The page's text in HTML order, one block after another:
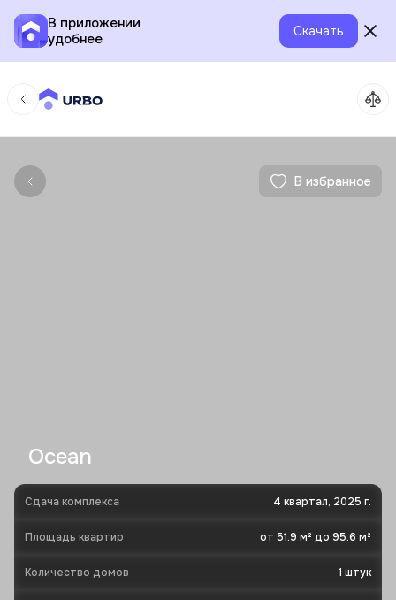
В приложении
удобнее
Скачать
В избранное
Ocean
Сдача комплекса 4 квартал, 2025 г.
Площадь квартир от 51.9 м² до 95.6 м²
Количество домов 1 штук